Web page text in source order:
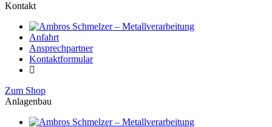
Kontakt
Anfahrt
Ansprechpartner
Kontaktformular
Zum Shop
Anlagenbau